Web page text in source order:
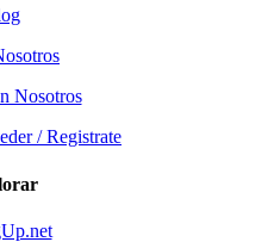
Nosotros
/ Registrate